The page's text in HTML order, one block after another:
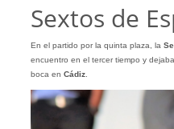
Sextos de
En el partido por la quinta plaza, la
encuentro en el tercer tiempo y
boca en Cádiz.